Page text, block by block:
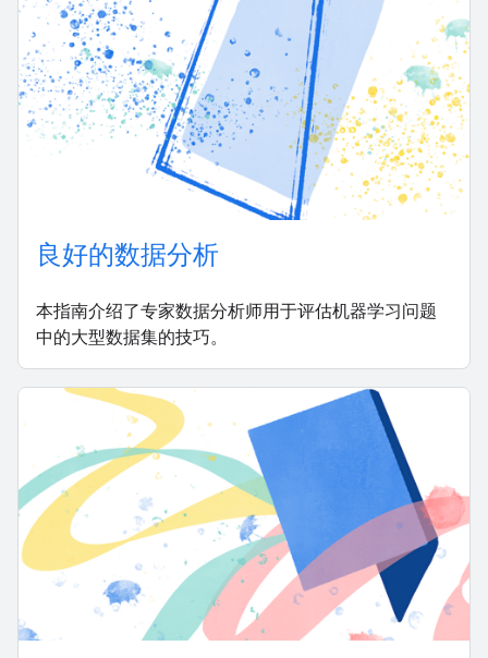
良好的数据分析
本指南介绍了专家数据分析师用于评估机器学习问题
中的大型数据集的技巧。